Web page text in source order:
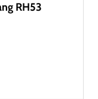
RH53